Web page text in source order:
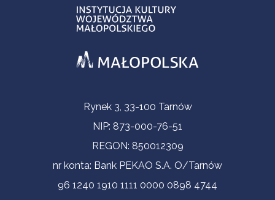
Informacje kontaktoweRynek 3, 33-100 Tarnów
NIP: 873-000-76-51
REGON: 850012309
nr konta: Bank PEKAO S.A. O/Tarnów
96 1240 1910 1111 0000 0898 4744